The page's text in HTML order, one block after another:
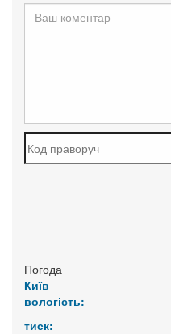
Погода
Київ
вологість:
тиск: